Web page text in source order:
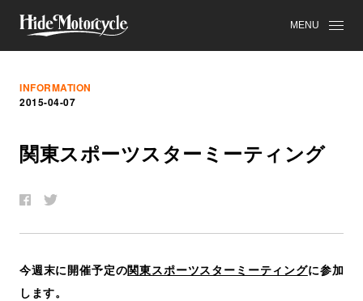
MENU
INFORMATION
2015-04-07
関東スポーツスター ミ ーティ ング
今週末に開催予定の関東スポーツスターミーティングに参加
します。